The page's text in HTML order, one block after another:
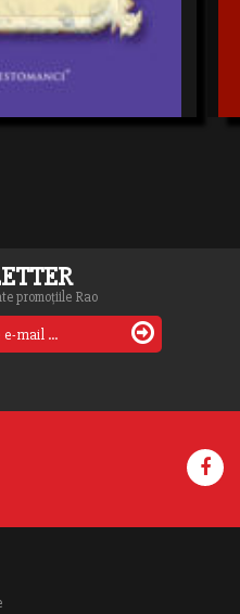
promoțiile Rao